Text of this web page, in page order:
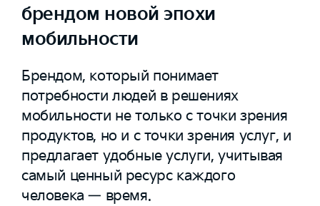
брендом новой эпохи
мобильности
Брендом, который понимает
потребности людей в решениях
мобильности не только с точки зрения
продуктов, но и с точки зрения услуг, и
предлагает удобные услуги, учитывая
самый ценный ресурс каждого
человека — время.